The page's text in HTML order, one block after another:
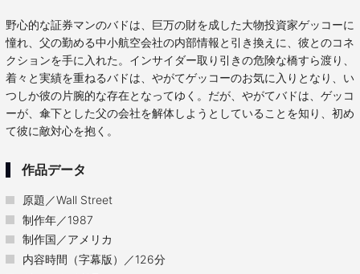
野心的な証券マンのバドは、巨万の財を成した大物投資家ゲッコーに
憧れ、父の勤める中小航空会社の内部情報と引き換えに、彼とのコネ
クションを手に入れた。インサイダー取り引きの危険な橋すら渡り、
着々と実績を重ねるバドは、やがてゲッコーのお気に入りとなり、い
つしか彼の片腕的な存在となってゆく。だが、やがてバドは、ゲッコ
ーが、傘下とした父の会社を解体しようとしていることを知り、初め
て彼に敵対心を抱く。
作品データ
原題／Wall Street
制作年／1987
制作国／アメリカ
内容時間（字幕版）／126分